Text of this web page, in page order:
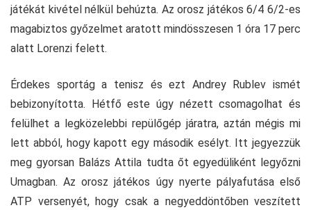
játékát kivétel nélkül behúzta. Az orosz játékos 6/4 6/2-es
magabiztos győzelmet aratott mindösszesen 1 óra 17 perc
alatt Lorenzi felett.
Érdekes sportág a tenisz és ezt Andrey Rublev ismét
bebizonyította. Hétfő este úgy nézett csomagolhat és
felülhet a legközelebbi repülőgép járatra, aztán mégis mi
lett abból, hogy kapott egy második esélyt. Itt jegyezzük
meg gyorsan Balázs Attila tudta őt egyedüliként legyőzni
Umagban. Az orosz játékos úgy nyerte pályafutása első
ATP versenyét, hogy csak a negyeddöntőben veszített